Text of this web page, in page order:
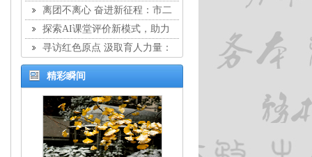
润校园：市二中学与静安区文物保
护管理服务中心结对共建签约仪式
暨交流座谈会
离团不离心 奋进新征程：市二
中学举行教工离团仪式
探索AI课堂评价新模式，助力
教学提质增效：市二中学开展教师
校本培训
寻访红色原点 汲取育人力量：
市二中学教工团支部开展主题团日
活动
精彩瞬间